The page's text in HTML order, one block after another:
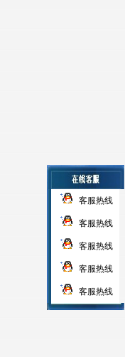
客服热线
客服热线
客服热线
客服热线
客服热线